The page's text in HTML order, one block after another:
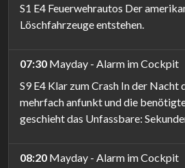
S1 E4 Feuerwehrautos Der
Löschfahrzeuge entstehen.
07:30 Mayday - Alarm im Cockpit
S9 E4 Klar zum Crash In der
mehrfach anfunkt und die
geschieht das Unfassbare:
08:20 Mayday - Alarm im Cockpit